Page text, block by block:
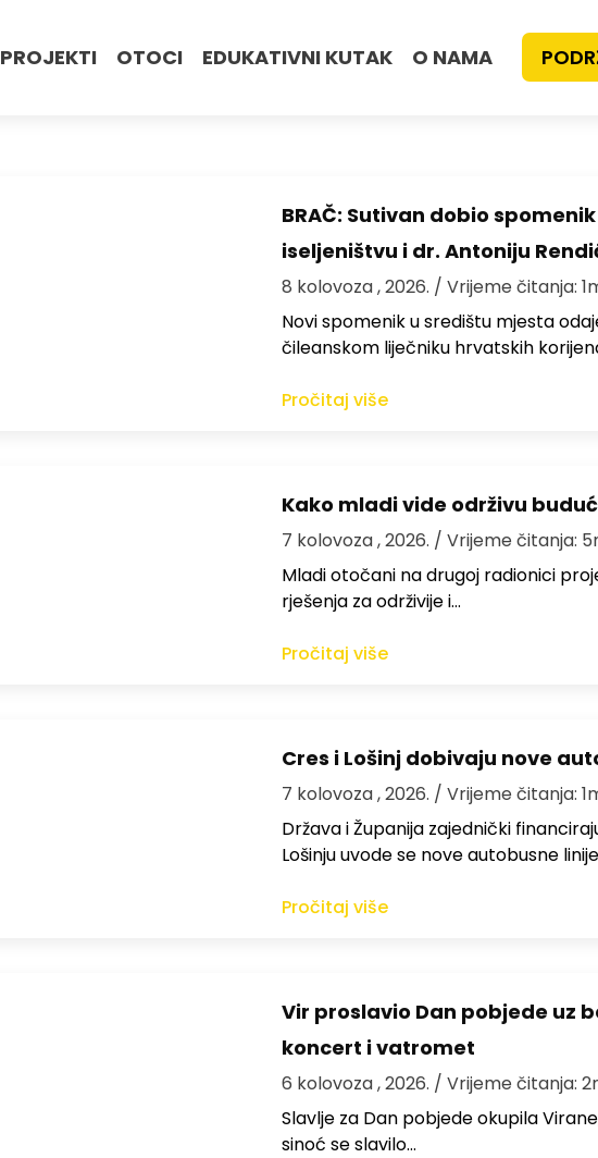
PROJEKTI OTOCI EDUKATIVNI KUTAK O NAMA
BRAČ: Sutivan dobio
iseljeništvu i dr. Antoniju
8 kolovoza , 2026. / Vrijeme čitanja:
Novi spomenik u središtu mjesta
čileanskom liječniku hrvatskih
Pročitaj više
Kako mladi vide održivu
7 kolovoza , 2026. / Vrijeme čitanja:
Mladi otočani na drugoj radionici
rješenja za održivije i…
Pročitaj više
Cres i Lošinj dobivaju nove
7 kolovoza , 2026. / Vrijeme čitanja:
Država i Županija zajednički
Lošinju uvode se nove autobusne
Pročitaj više
Vir proslavio Dan pobjede uz
koncert i vatromet
6 kolovoza , 2026. / Vrijeme čitanja:
Slavlje za Dan pobjede okupila
sinoć se slavilo…